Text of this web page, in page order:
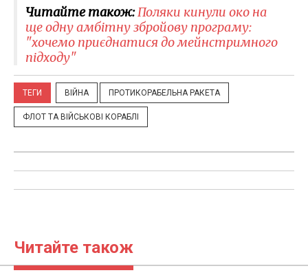
Читайте також:Поляки кинули око на
ще одну амбітну збройову програму:
"хочемо приєднатися до мейнстримного
підходу"
ТЕГИ ВІЙНА ПРОТИКОРАБЕЛЬНА РАКЕТА
ФЛОТ ТА ВІЙСЬКОВІ КОРАБЛІ
Читайте також